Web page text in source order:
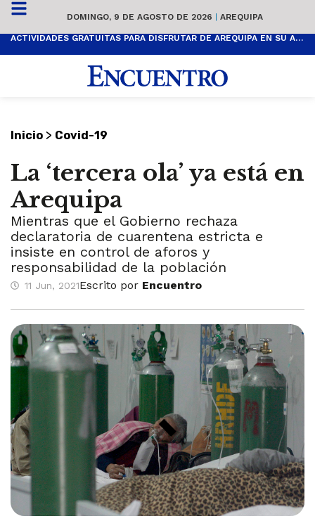
DOMINGO, 9 DE AGOSTO DE 2026 | AREQUIPA
ACTIVIDADES GRATUITAS PARA DISFRUTAR DE AREQUIPA EN SU ANIVERSARIO
Inicio > Covid-19
La ‘tercera ola’ ya está en
Arequipa
Mientras que el Gobierno rechaza
declaratoria de cuarentena estricta e
insiste en control de aforos y
responsabilidad de la población
11 Jun, 2021Escrito por Encuentro